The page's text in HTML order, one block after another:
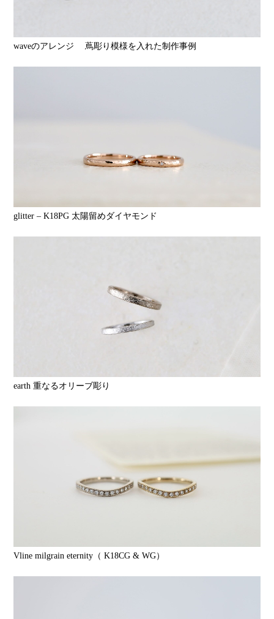
waveのアレンジ 蔦彫り模様を入れた制作事例
glitter – K18PG 太陽留めダイヤモンド
earth 重なるオリーブ彫り
Vline milgrain eternity（ K18CG & WG）